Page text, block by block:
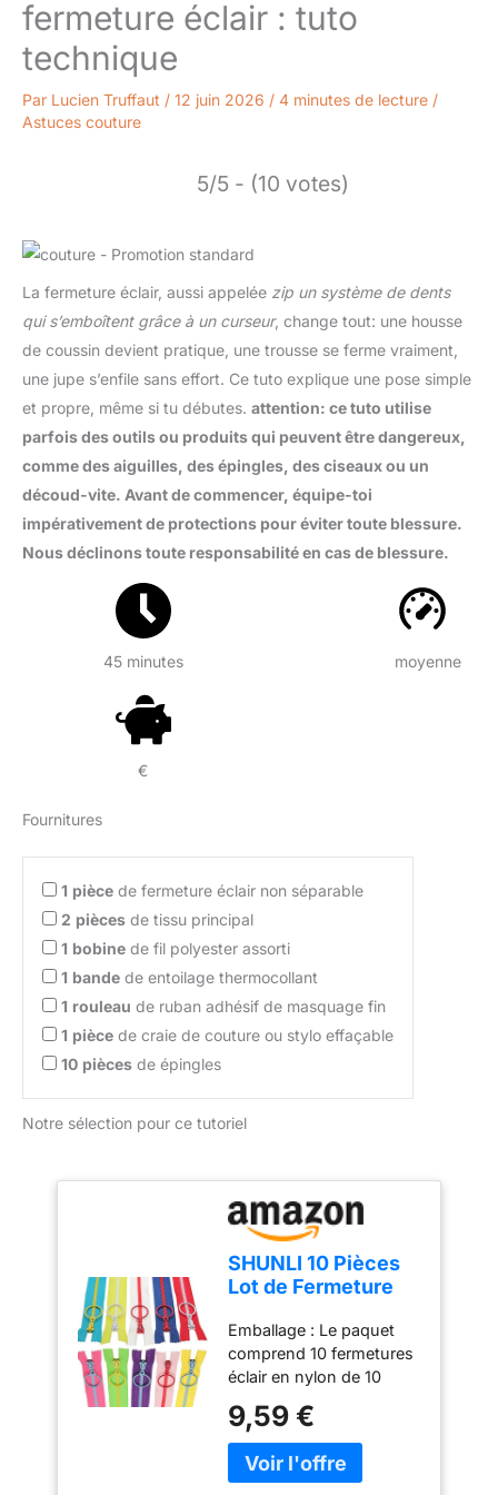
fermeture éclair : tuto
technique
Par Lucien Truffaut / 12 juin 2026 / 4 minutes de lecture /
Astuces couture
5/5 - (10 votes)
La fermeture éclair, aussi appelée zip un système de dents
qui s’emboîtent grâce à un curseur, change tout: une housse
de coussin devient pratique, une trousse se ferme vraiment,
une jupe s’enfile sans effort. Ce tuto explique une pose simple
et propre, même si tu débutes. attention: ce tuto utilise
parfois des outils ou produits qui peuvent être dangereux,
comme des aiguilles, des épingles, des ciseaux ou un
découd-vite. Avant de commencer, équipe-toi
impérativement de protections pour éviter toute blessure.
Nous déclinons toute responsabilité en cas de blessure.
45 minutes moyenne
€
Fournitures
1 pièce de fermeture éclair non séparable
2 pièces de tissu principal
1 bobine de fil polyester assorti
1 bande de entoilage thermocollant
1 rouleau de ruban adhésif de masquage fin
1 pièce de craie de couture ou stylo effaçable
10 pièces de épingles
Notre sélection pour ce tutoriel
SHUNLI 10 Pièces
Lot de Fermeture
Couleurs
Fermeture Eclair,
Non séparables
Résine Fermeture
Eclairs pour la
Couture et
L'artisanat
Emballage : Le paquet
comprend 10 fermetures
éclair en nylon de 10
Dimensions : 8
pouces/20 cm de
longueur des dents (de
9,59 €